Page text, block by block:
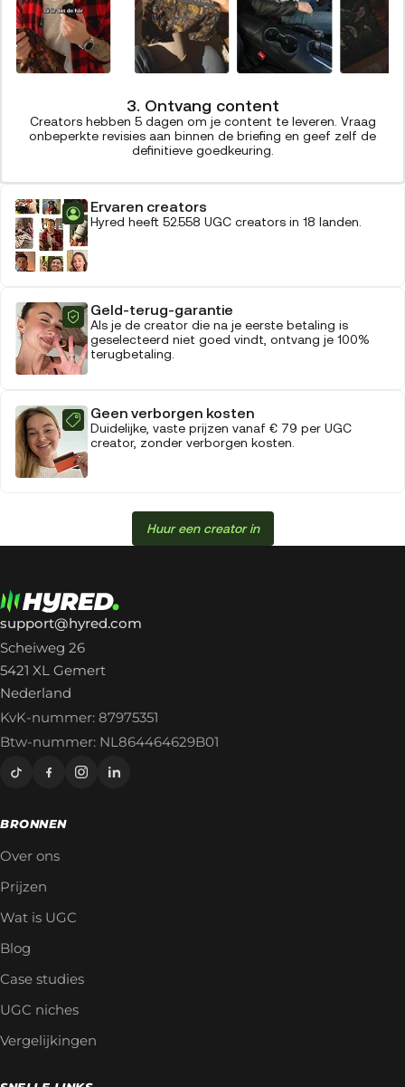
3. Ontvang content
Creators hebben 5 dagen om je content te leveren. Vraag
onbeperkte revisies aan binnen de briefing en geef zelf de
definitieve goedkeuring.
Ervaren creators
Hyred heeft 52.558 UGC creators in 18 landen.
Geld-terug-garantie
Als je de creator die na je eerste betaling is
geselecteerd niet goed vindt, ontvang je 100%
terugbetaling.
Geen verborgen kosten
Duidelijke, vaste prijzen vanaf € 79 per UGC
creator, zonder verborgen kosten.
Huur een creator in
support@hyred.com
Scheiweg 26
5421 XL Gemert
Nederland
KvK-nummer: 87975351
Btw-nummer: NL864464629B01
BRONNEN
Over ons
Prijzen
Wat is UGC
Blog
Case studies
UGC niches
Vergelijkingen